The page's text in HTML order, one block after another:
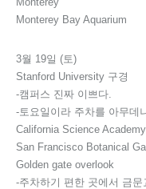
Monterey Bay Aquarium
3월 19일 (토)
Stanford University 구경
-캠퍼스 진짜 이쁘다.
-토요일이라 주차를 아무데
California Science Academy
San Francisco Botanical
Golden gate overlook
-주차하기 편한 곳에서 금문